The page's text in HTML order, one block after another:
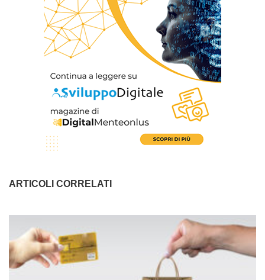
ARTICOLI CORRELATI